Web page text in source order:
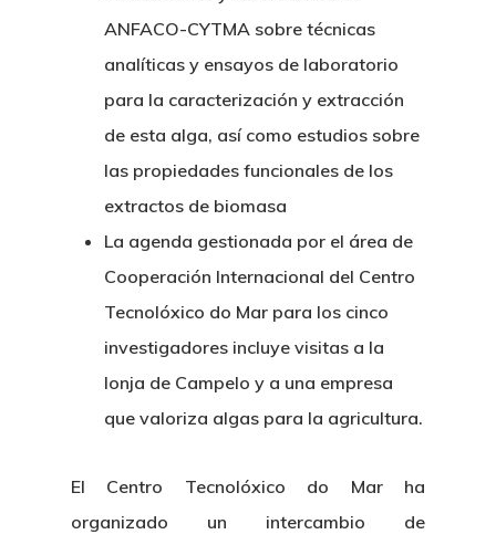
ANFACO-CYTMA sobre técnicas
analíticas y ensayos de laboratorio
para la caracterización y extracción
de esta alga, así como estudios sobre
las propiedades funcionales de los
extractos de biomasa
La agenda gestionada por el área de
Cooperación Internacional del Centro
Tecnolóxico do Mar para los cinco
investigadores incluye visitas a la
lonja de Campelo y a una empresa
que valoriza algas para la agricultura.
El Centro Tecnolóxico do Mar ha
organizado un intercambio de